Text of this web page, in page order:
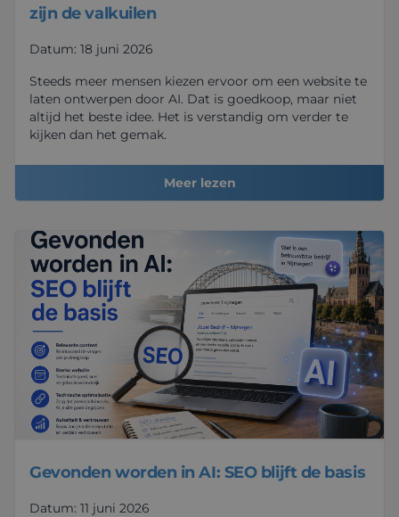
zijn de valkuilen
Datum: 18 juni 2026
Steeds meer mensen kiezen ervoor om een website te
laten ontwerpen door AI. Dat is goedkoop, maar niet
altijd het beste idee. Het is verstandig om verder te
kijken dan het gemak.
Meer lezen
Gevonden worden in AI: SEO blijft de basis
Datum: 11 juni 2026